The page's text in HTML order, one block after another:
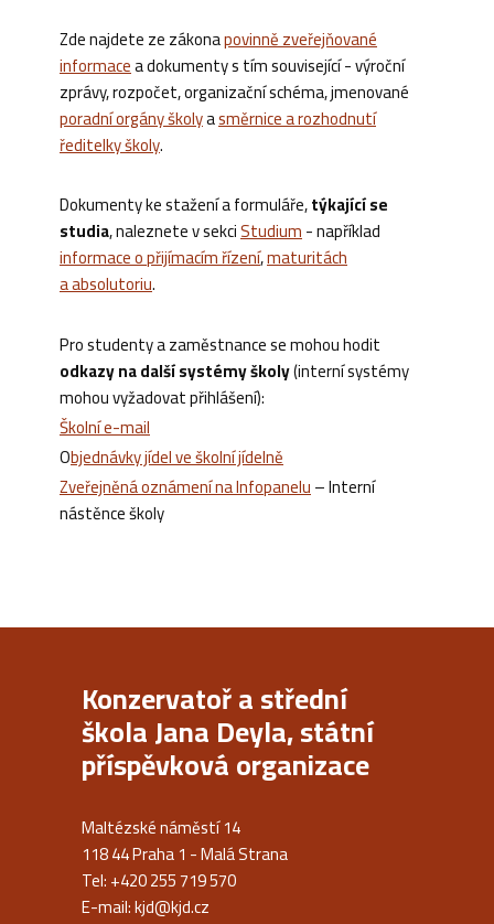
Zde najdete ze zákonapovinně zveřejňované
informacea dokumenty s tím související - výroční
zprávy, rozpočet, organizační schéma, jmenované
poradní orgány školyasměrnice a rozhodnutí
ředitelky školy.
Dokumenty ke stažení a formuláře,týkající se
studia, naleznete v sekciStudium- například
informace o přijímacím řízení,maturitách
a absolutoriu.
Pro studenty a zaměstnance se mohou hodit
odkazy na další systémy školy(interní systémy
mohou vyžadovat přihlášení):
Školní e-mail
Objednávky jídel ve školní jídelně
Zveřejněná oznámení na Infopanelu– Interní
nástěnce školy
Konzervatoř a střední
škola Jana Deyla, státní
příspěvková organizace
Maltézské náměstí 14
118 44 Praha 1 - Malá Strana
Tel: +420 255 719 570
E-mail:kjd@kjd.cz